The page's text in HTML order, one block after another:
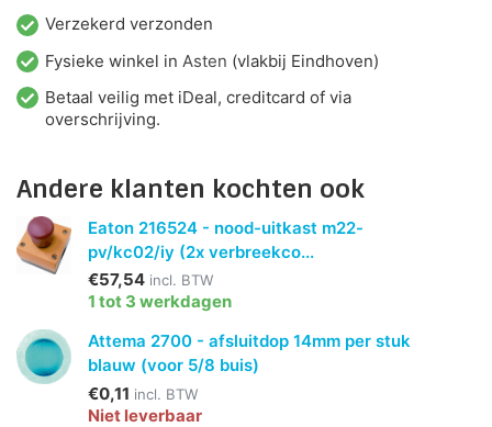
Verzekerd verzonden
Fysieke winkel in Asten (vlakbij Eindhoven)
Betaal veilig met iDeal, creditcard of via
overschrijving.
Andere klanten kochten ook
Eaton 216524 - nood-uitkast m22-
pv/kc02/iy (2x verbreekco...
€57,54 incl. BTW
1 tot 3 werkdagen
Attema 2700 - afsluitdop 14mm per stuk
blauw (voor 5/8 buis)
€0,11 incl. BTW
Niet leverbaar